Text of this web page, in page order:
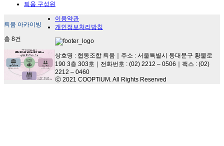
틔움 구성원
틔움 아카이빙
총 8건
이용약관
개인정보처리방침
상호명 : 협동조합 틔움｜주소 : 서울특별시 동대문구 황물로
190 3층 303호｜전화번호 : (02) 2212 – 0506｜팩스 : (02)
2212 – 0460
Ⓒ 2021 COOPTIUM. All Rights Reserved